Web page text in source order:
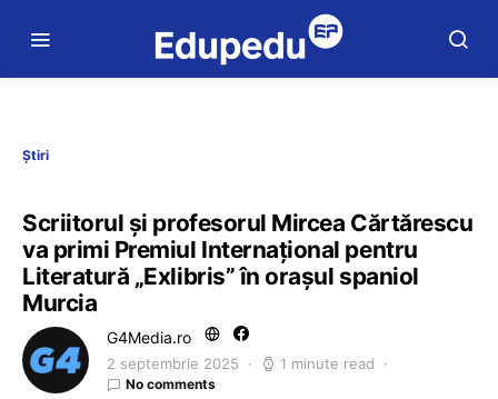
Știri
Scriitorul și profesorul Mircea Cărtărescu
va primi Premiul Internaţional pentru
Literatură „Exlibris” în oraşul spaniol
Murcia
G4Media.ro
2 septembrie 2025 1 minute read
No comments